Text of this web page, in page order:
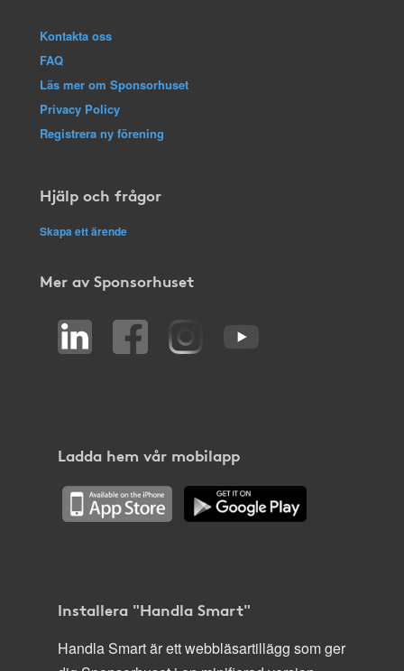
Kontakta oss
FAQ
Läs mer om Sponsorhuset
Privacy Policy
Registrera ny förening
Hjälp och frågor
Skapa ett ärende
Mer av Sponsorhuset
Ladda hem vår mobilapp
Installera "Handla Smart"
Handla Smart är ett webbläsartillägg som ger